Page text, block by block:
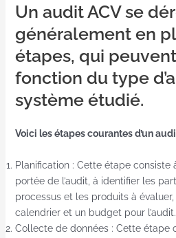
Un audit ACV se
généralement en
étapes, qui
fonction du type
système étudié.
Voici les étapes courantes d’un
Planification : Cette étape consiste
portée de l’audit, à identifier les
processus et les produits à évaluer,
calendrier et un budget pour l’audit.
Collecte de données : Cette étape